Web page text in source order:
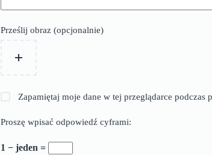
Prześlij obraz (opcjonalnie)
Zapamiętaj moje dane w tej przeglądarce podczas
Proszę wpisać odpowiedź cyframi:
1 − jeden =